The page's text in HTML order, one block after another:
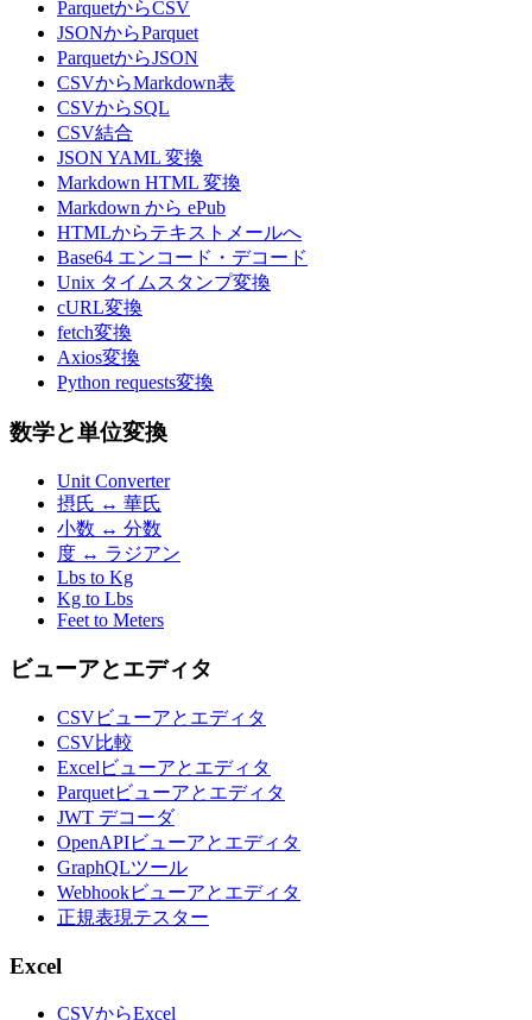
ParquetからCSV
JSONからParquet
ParquetからJSON
CSVからMarkdown表
CSVからSQL
CSV結合
JSON YAML 変換
Markdown HTML 変換
Markdown から ePub
HTMLからテキストメールへ
Base64 エンコード・デコード
Unix タイムスタンプ変換
cURL変換
fetch変換
Axios変換
Python requests変換
数学と単位変換
Unit Converter
摂氏 ↔ 華氏
小数 ↔ 分数
度 ↔ ラジアン
Lbs to Kg
Kg to Lbs
Feet to Meters
ビューアとエディタ
CSVビューアとエディタ
CSV比較
Excelビューアとエディタ
Parquetビューアとエディタ
JWT デコーダ
OpenAPIビューアとエディタ
GraphQLツール
Webhookビューアとエディタ
正規表現テスター
Excel
CSVからExcel